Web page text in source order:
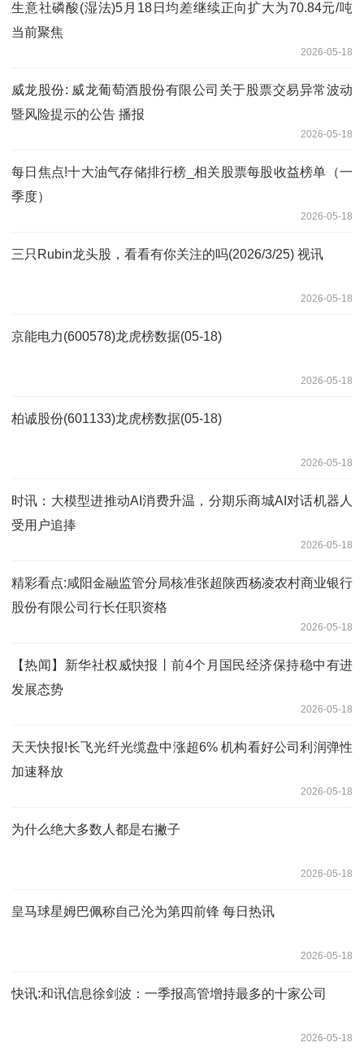
生意社磷酸(湿法)5月18日均差继续正向扩大为70.84元/吨
当前聚焦
2026-05-18
威龙股份: 威龙葡萄酒股份有限公司关于股票交易异常波动
暨风险提示的公告 播报
2026-05-18
每日焦点!十大油气存储排行榜_相关股票每股收益榜单（一
季度）
2026-05-18
三只Rubin龙头股，看看有你关注的吗(2026/3/25) 视讯
2026-05-18
京能电力(600578)龙虎榜数据(05-18)
2026-05-18
柏诚股份(601133)龙虎榜数据(05-18)
2026-05-18
时讯：大模型进推动AI消费升温，分期乐商城AI对话机器人
受用户追捧
2026-05-18
精彩看点:咸阳金融监管分局核准张超陕西杨凌农村商业银行
股份有限公司行长任职资格
2026-05-18
【热闻】新华社权威快报丨前4个月国民经济保持稳中有进
发展态势
2026-05-18
天天快报!长飞光纤光缆盘中涨超6% 机构看好公司利润弹性
加速释放
2026-05-18
为什么绝大多数人都是右撇子
2026-05-18
皇马球星姆巴佩称自己沦为第四前锋 每日热讯
2026-05-18
快讯:和讯信息徐剑波：一季报高管增持最多的十家公司
2026-05-18